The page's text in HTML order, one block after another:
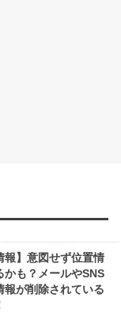
報】意図せず位置情
かも？メールやSNS
報が削除されている